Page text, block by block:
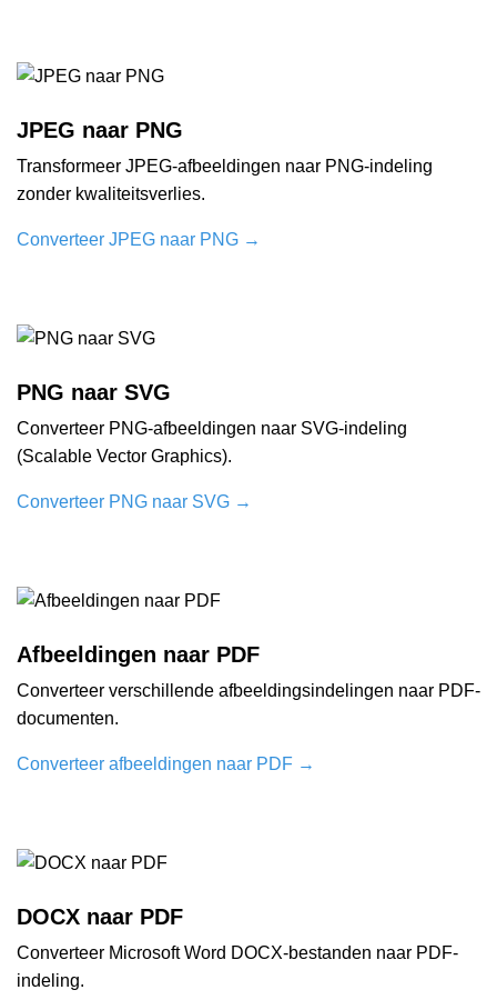
JPEG naar PNG
Transformeer JPEG-afbeeldingen naar PNG-indeling
zonder kwaliteitsverlies.
Converteer JPEG naar PNG →
PNG naar SVG
Converteer PNG-afbeeldingen naar SVG-indeling
(Scalable Vector Graphics).
Converteer PNG naar SVG →
Afbeeldingen naar PDF
Converteer verschillende afbeeldingsindelingen naar PDF-
documenten.
Converteer afbeeldingen naar PDF →
DOCX naar PDF
Converteer Microsoft Word DOCX-bestanden naar PDF-
indeling.